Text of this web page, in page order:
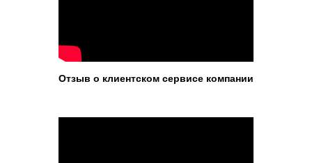
Отзыв о клиентском сервисе компании